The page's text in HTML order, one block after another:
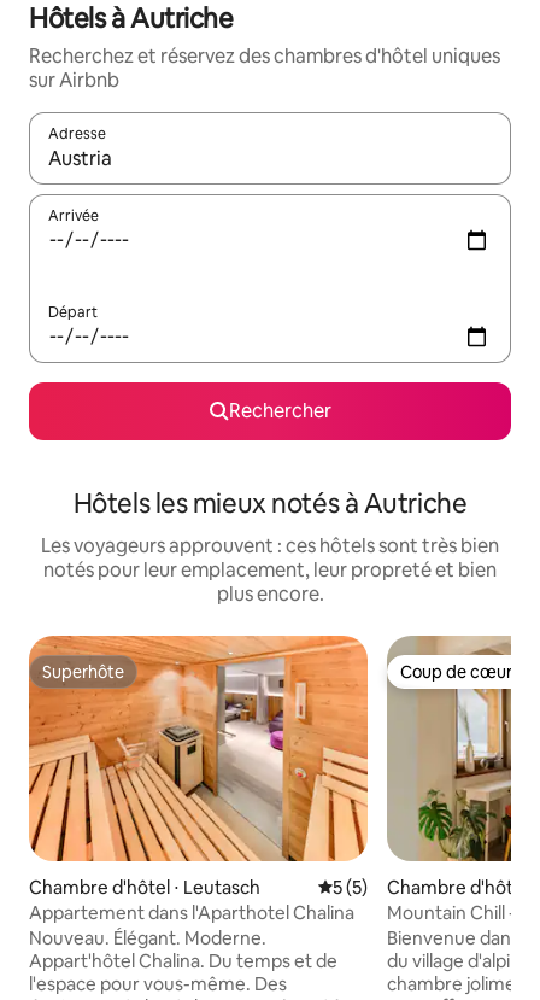
Hôtels à Autriche
Recherchez et réservez des chambres d'hôtel uniques
sur Airbnb
Adresse
Lorsque les résultats s'affichent, utilisez les flèches vers le
Arrivée
Départ
Rechercher
Hôtels les mieux notés à Autriche
Les voyageurs approuvent : ces hôtels sont très bien
notés pour leur emplacement, leur propreté et bien
plus encore.
Superhôte
Superhôte
Chambre d'hôtel ⋅ Leutasch Évaluation moyenne sur
5 (5)
Appartement dans l'Aparthotel Chalina
Nouveau. Élégant. Moderne.
Appart'hôtel Chalina. Du temps et de
l'espace pour vous-même. Des
Coup de cœur
Coup de cœur
Chambre d'hôtel
Mountain Chill -
petit déjeuner
Bienvenue dans
du village
chambre joliment